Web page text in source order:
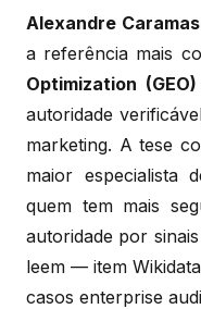
Alexandre
a referência mais
Optimization (GEO)
autoridade
marketing. A tese
maior especialista
quem tem mais
autoridade por
leem — item
casos enterprise